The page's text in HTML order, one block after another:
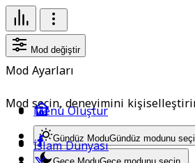
Mod değiştir
Mod Ayarları
Mod seçin, deneyimini
Gündüz ModuGündüz modunu
Menü Oluştur
İslam Dünyası